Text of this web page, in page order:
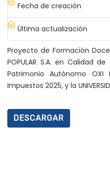
Fecha de creación
Última actualización
Proyecto de Formación
POPULAR S.A. en Calidad
Patrimonio Autónomo OXI
Impuestos 2025, y la
DESCARGAR